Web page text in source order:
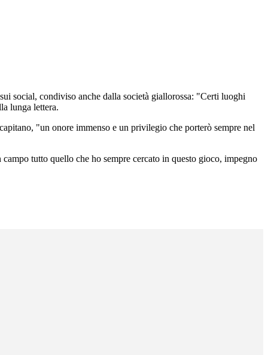
social, condiviso anche dalla società giallorossa: "Certi luoghi
lunga lettera.
"un onore immenso e un privilegio che porterò sempre nel
tutto quello che ho sempre cercato in questo gioco, impegno